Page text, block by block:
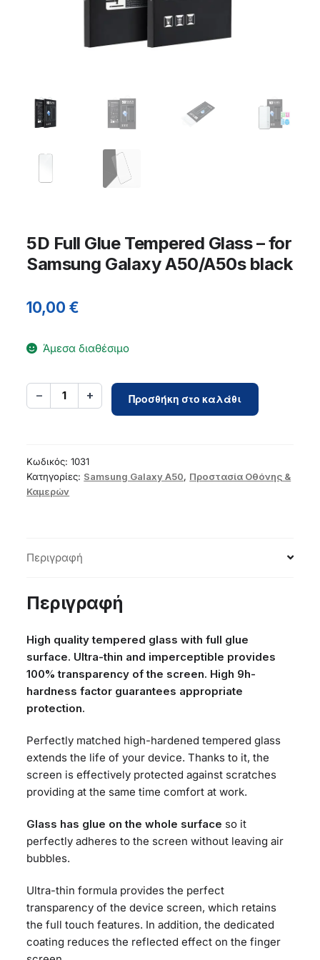
5D Full Glue Tempered Glass – for
Samsung Galaxy A50/A50s black
10,00€
Άμεσα διαθέσιμο
− 1 +
5D
Full
-
Προσθήκη στο καλάθι
Κωδικός:1031
Κατηγορίες: Samsung Galaxy A50, Προστασία Οθόνης &
Καμερών
Περιγραφή
Περιγραφή
High quality tempered glass with full glue
surface. Ultra-thin and imperceptible provides
100% transparency of the screen. High 9h-
hardness factor guarantees appropriate
protection.
Perfectly matched high-hardened tempered glass
extends the life of your device. Thanks to it, the
screen is effectively protected against scratches
providing at the same time comfort at work.
Glass has glue on the whole surface so it
perfectly adheres to the screen without leaving air
bubbles.
Ultra-thin formula provides the perfect
transparency of the device screen, which retains
the full touch features. In addition, the dedicated
coating reduces the reflected effect on the finger